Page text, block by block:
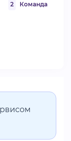
2 Команда